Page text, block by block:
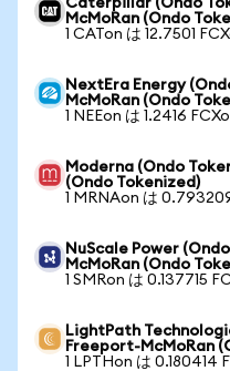
Caterpillar (Ondo
McMoRan (Ondo
1 CATon は 12.7501
NextEra Energy
McMoRan (Ondo
1 NEEon は 1.2416
Moderna (Ondo
(Ondo Tokenized)
1 MRNAon は
NuScale Power
McMoRan (Ondo
1 SMRon は 0.137715
LightPath
Freeport-McMoRan
1 LPTHon は 0.180414